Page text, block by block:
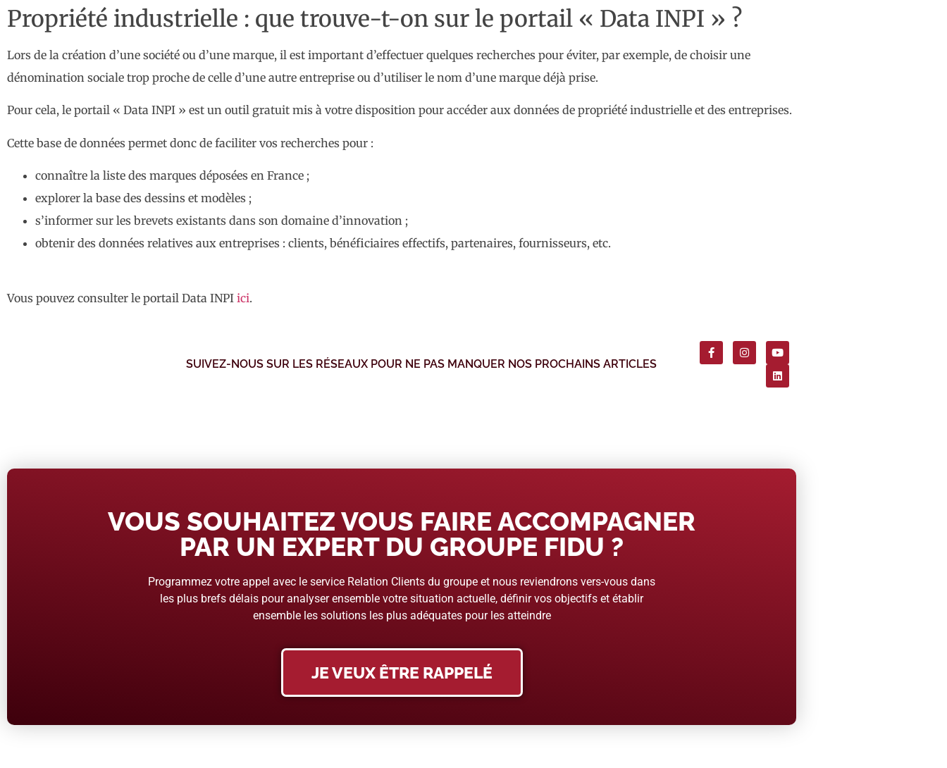
Propriété industrielle : que trouve-t-on sur le portail « Data INPI » ?
Lors de la création d’une société ou d’une marque, il est important d’effectuer quelques recherches pour éviter, par exemple, de choisir une
dénomination sociale trop proche de celle d’une autre entreprise ou d’utiliser le nom d’une marque déjà prise.
Pour cela, le portail « Data INPI » est un outil gratuit mis à votre disposition pour accéder aux données de propriété industrielle et des entreprises.
Cette base de données permet donc de faciliter vos recherches pour :
connaître la liste des marques déposées en France ;
explorer la base des dessins et modèles ;
s’informer sur les brevets existants dans son domaine d’innovation ;
obtenir des données relatives aux entreprises : clients, bénéficiaires effectifs, partenaires, fournisseurs, etc.
Vous pouvez consulter le portail Data INPI ici.
SUIVEZ-NOUS SUR LES RÉSEAUX POUR NE PAS MANQUER NOS PROCHAINS ARTICLES
VOUS SOUHAITEZ VOUS FAIRE ACCOMPAGNER
PAR UN EXPERT DU GROUPE FIDU ?
Programmez votre appel avec le service Relation Clients du groupe et nous reviendrons vers-vous dans
les plus brefs délais pour analyser ensemble votre situation actuelle, définir vos objectifs et établir
ensemble les solutions les plus adéquates pour les atteindre
JE VEUX ÊTRE RAPPELÉ